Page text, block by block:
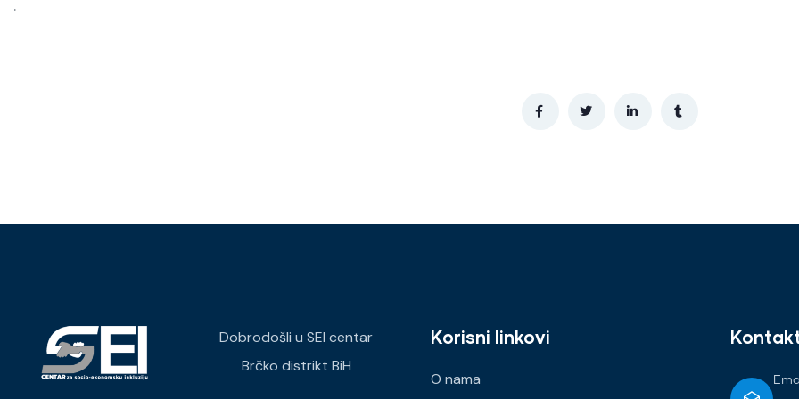
.
Dobrodošli u SEI centar
Brčko distrikt BiH
Korisni linkovi
O nama